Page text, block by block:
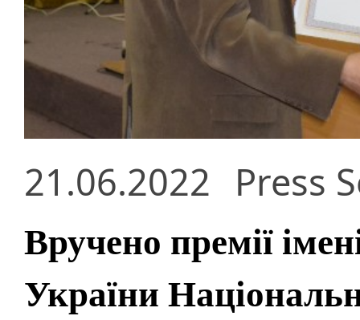
21.06.2022 Press
Вручено премії
України